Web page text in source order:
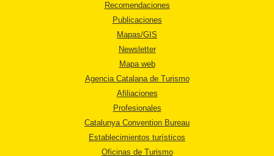
Recomendaciones
Publicaciones
Mapas/GIS
Newsletter
Mapa web
Agencia Catalana de Turismo
Afiliaciones
Profesionales
Catalunya Convention Bureau
Establecimientos turísticos
Oficinas de Turismo